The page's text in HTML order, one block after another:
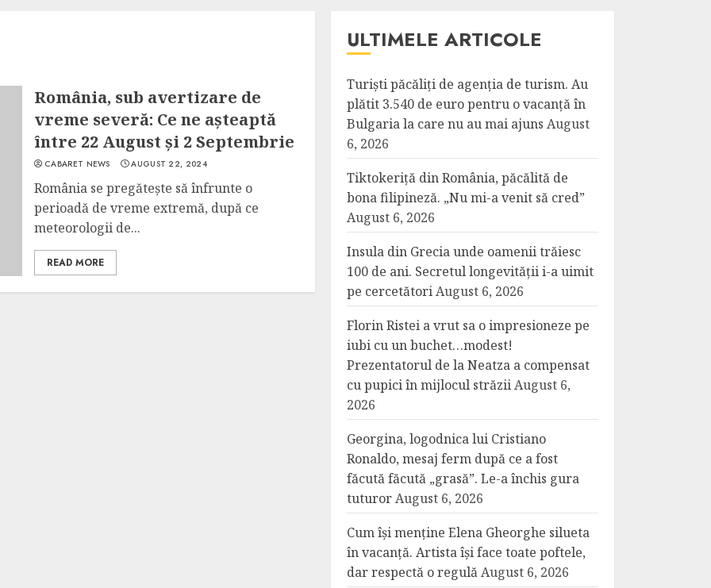
România, sub avertizare de
vreme severă: Ce ne așteaptă
între 22 August și 2 Septembrie
CABARET NEWS AUGUST 22, 2024
România se pregătește să înfrunte o
perioadă de vreme extremă, după ce
meteorologii de...
READ MORE
ULTIMELE ARTICOLE
Turiști păcăliți de agenția de turism. Au
plătit 3.540 de euro pentru o vacanță în
Bulgaria la care nu au mai ajuns August
6, 2026
Tiktokeriță din România, păcălită de
bona filipineză. „Nu mi-a venit să cred”
August 6, 2026
Insula din Grecia unde oamenii trăiesc
100 de ani. Secretul longevității i-a uimit
pe cercetătoriAugust 6, 2026
Florin Ristei a vrut sa o impresioneze pe
iubi cu un buchet…modest!
Prezentatorul de la Neatza a compensat
cu pupici în mijlocul străziiAugust 6,
2026
Georgina, logodnica lui Cristiano
Ronaldo, mesaj ferm după ce a fost
făcută făcută „grasă”. Le-a închis gura
tuturorAugust 6, 2026
Cum își menține Elena Gheorghe silueta
în vacanță. Artista își face toate poftele,
dar respectă o regulăAugust 6, 2026